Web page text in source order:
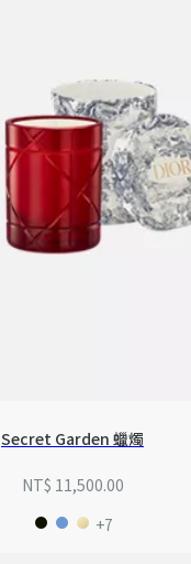
Secret Garden 蠟燭
NT$ 11,500.00
+7